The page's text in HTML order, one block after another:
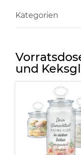
und
Kategorien